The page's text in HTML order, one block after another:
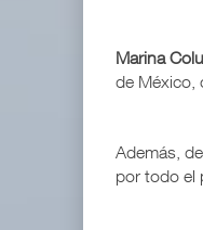
Marina
de México,
Además,
por todo el